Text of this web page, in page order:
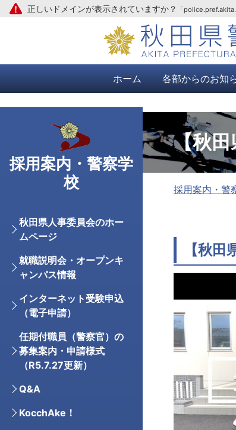
本文へ正しいドメインが表示されていますか？ 「
ホーム 各部からのお知
【秋田
採用案内・警
【秋
採用案内・警察学
校
秋田県人事委員会のホー
ムページ
就職説明会・オープンキ
ャンパス情報
インターネット受験申込
（電子申請）
任期付職員（警察官）の
募集案内・申請様式
（R5.7.27更新）
Q&A
KocchAke！